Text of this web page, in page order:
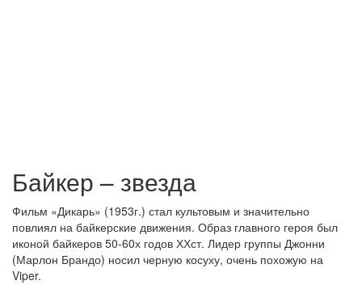
Байкер – звезда
Фильм «Дикарь» (1953г.) стал культовым и значительно
повлиял на байкерские движения. Образ главного героя был
иконой байкеров 50-60х годов ХХст. Лидер группы Джонни
(Марлон Брандо) носил черную косуху, очень похожую на
Viper.